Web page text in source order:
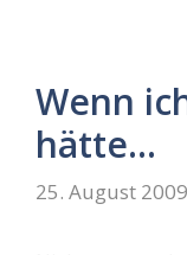
Wenn
hätte…
25. August 2009